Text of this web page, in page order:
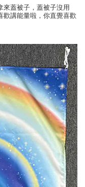
來蓋被子，蓋被子沒用
講能量啦，你直覺喜歡